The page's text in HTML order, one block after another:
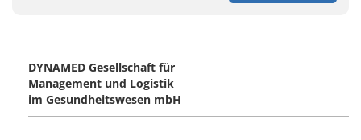
DYNAMED Gesellschaft für
Management und Logistik
im Gesundheitswesen mbH